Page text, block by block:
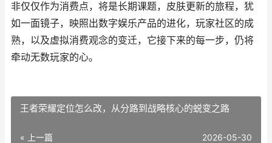
非仅仅作为消费点，将是长期课题，皮肤更新的旅程，犹
如一面镜子，映照出数字娱乐产品的进化，玩家社区的成
熟，以及虚拟消费观念的变迁，它接下来的每一步，仍将
牵动无数玩家的心。
王者荣耀定位怎么改，从分路到战略核心的蜕变之路
« 上一篇 2026-05-30